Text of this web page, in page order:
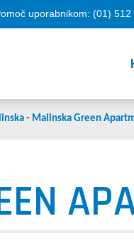
uporabnikom: (01) 512
- Malinska Green